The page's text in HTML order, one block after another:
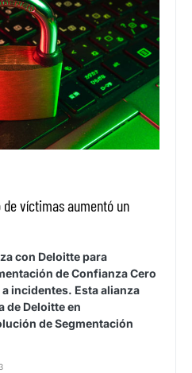
de víctimas aumentó un
con Deloitte para
de Confianza Cero
incidentes. Esta alianza
de Deloitte en
de Segmentación